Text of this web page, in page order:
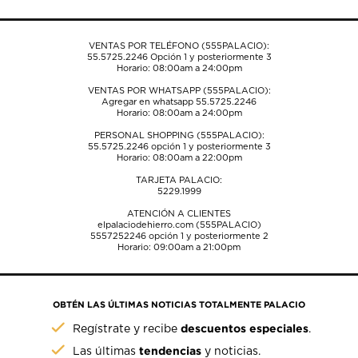
de
de
de
de
de
VENTAS POR TELÉFONO (555PALACIO):
55.5725.2246Opción 1 y posteriormente 3
Horario: 08:00am a 24:00pm
VENTAS POR WHATSAPP (555PALACIO):
Agregar en whatsapp 55.5725.2246
Horario: 08:00am a 24:00pm
PERSONAL SHOPPING (555PALACIO):
55.5725.2246opción 1 y posteriormente 3
Horario: 08:00am a 22:00pm
TARJETA PALACIO:
5229.1999
ATENCIÓN A CLIENTES
elpalaciodehierro.com (555PALACIO)
5557252246opción 1 y posteriormente 2
Horario: 09:00am a 21:00pm
OBTÉN LAS ÚLTIMAS NOTICIAS TOTALMENTE PALACIO
Regístrate y recibedescuentos especiales.
Las últimastendencias y noticias.